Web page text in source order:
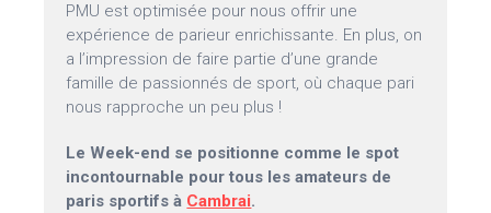
PMU est optimisée pour nous offrir une
expérience de parieur enrichissante. En plus, on
a l’impression de faire partie d’une grande
famille de passionnés de sport, où chaque pari
nous rapproche un peu plus !
Le Week-end se positionne comme le spot
incontournable pour tous les amateurs de
paris sportifs à Cambrai.